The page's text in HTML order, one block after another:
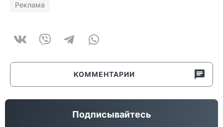
Реклама
КОММЕНТАРИИ
Подписывайтесь